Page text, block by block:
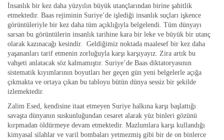
İnsanlık bir kez daha yüzyılın büyük utançlarından birine şahitlik
etmektedir. Baas rejiminin Suriye’de işlediği insanlık suçları işkence
görüntüleriyle bir kez daha tüm açıklığıyla belgelendi. Tüm dünyayı
sarsan bu görüntülerin insanlık tarihine kara bir leke ve büyük bir utanç
olarak kazınacağı kesindir. Geldiğimiz noktada maalesef bir kez daha
yaşananları tarif etmenin zorluğuyla karşı karşıyayız. Zira artık bu
vahşeti anlatacak söz kalmamıştır. Suriye’de Baas diktatoryasının
sistematik kıyımlarının boyutları her geçen gün yeni belgelerle açığa
çıkmakta ve ortaya çıkan bu tabloyu bütün dünya sessiz bir şekilde
izlemektedir.
Zalim Esed, kendisine itaat etmeyen Suriye halkına karşı başlattığı
savaşta dünyanın suskunluğundan cesaret alarak yüz binleri gözünü
kırpmadan öldürmeye devam etmektedir. Mazlumlara karşı kullandığı
kimyasal silahlar ve varil bombaları yetmezmiş gibi bir de on binlerce